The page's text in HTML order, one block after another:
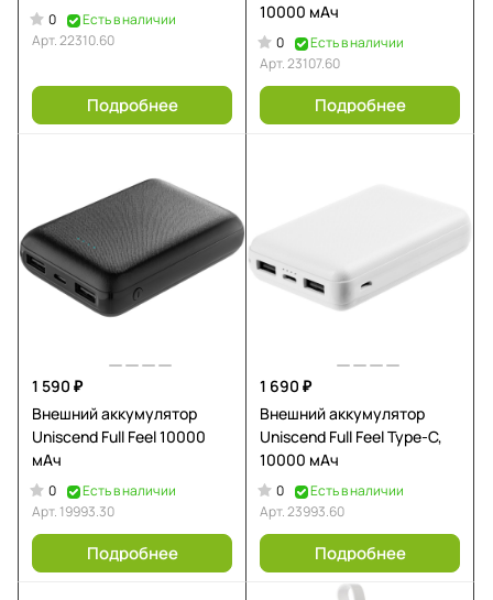
0
Есть в наличии
Арт.22310.60
Подробнее
10000 мАч
0
Есть в наличии
Арт.23107.60
Подробнее
1 590 ₽
Внешний аккумулятор
Uniscend Full Feel 10000
мАч
0
Есть в наличии
Арт. 19993.30
Подробнее
1 690 ₽
Внешний аккумулятор
Uniscend Full Feel Type-C,
10000 мАч
0
Есть в наличии
Арт.23993.60
Подробнее